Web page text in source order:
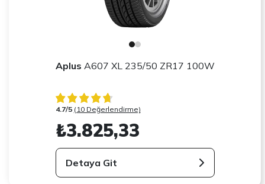
Aplus A607 XL 235/50 ZR17 100W
4.7/5 (10 Değerlendirme)
₺3.825,33
Detaya Git